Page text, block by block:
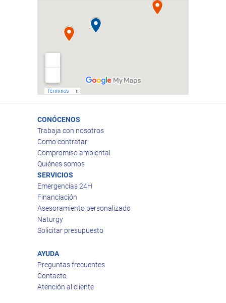
CONÓCENOS
Trabaja con nosotros
Como contratar
Compromiso ambiental
Quiénes somos
SERVICIOS
Emergencias 24H
Financiación
Asesoramiento personalizado
Naturgy
Solicitar presupuesto
AYUDA
Preguntas frecuentes
Contacto
Atención al cliente